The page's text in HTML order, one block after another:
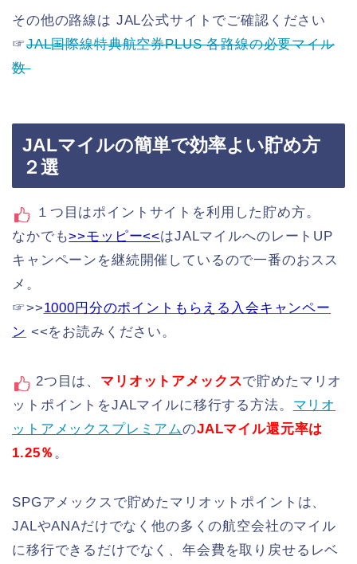
その他の路線は JAL公式サイトでご確認ください
☞JAL国際線特典航空券PLUS 各路線の必要マイル
数
JALマイルの簡単で効率よい貯め方
２選
１つ目はポイントサイトを利用した貯め方。
なかでも>>モッピー<<はJALマイルへのレートUP
キャンペーンを継続開催しているので一番のおスス
メ。
☞>>1000円分のポイントもらえる入会キャンペー
ン <<をお読みください。
2つ目は、 マリオットアメックスで貯めたマリオ
ットポイントをJALマイルに移行する方法。 マリオ
ットアメックスプレミアムのJALマイル還元率は
1.25％ 。
SPGアメックスで貯めたマリオットポイントは、
JALやANAだけでなく他の多くの航空会社のマイル
に移行できるだけでなく、年会費を取り戻せるレベ